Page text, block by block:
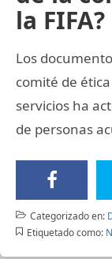
la FIFA?
Los
comité de
servicios ha
de personas
Categorizado en:
Etiquetado como: